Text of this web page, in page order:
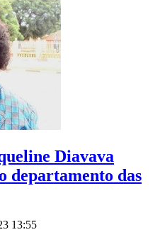
Diavava
departamento das
13:55